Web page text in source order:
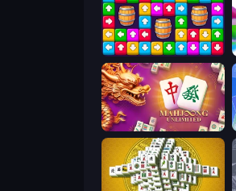
Tap Away Story
Mahjong Unlimited